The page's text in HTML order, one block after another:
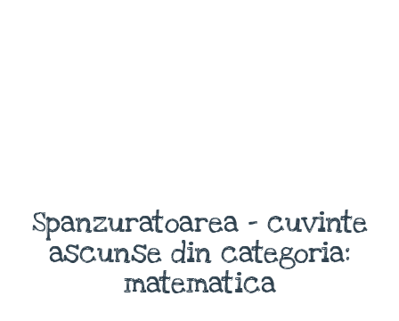
Spanzuratoarea - cuvinte
ascunse din categoria:
matematica